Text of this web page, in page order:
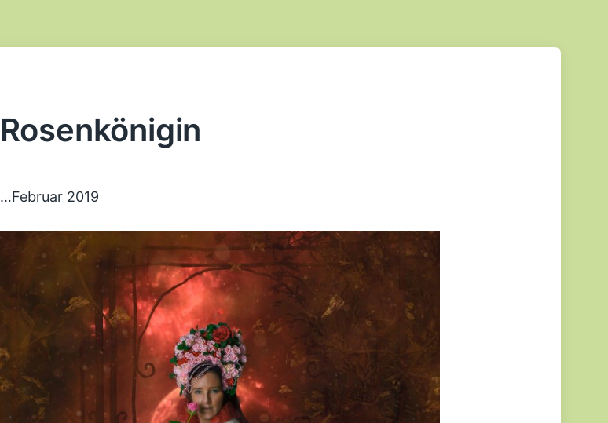
Rosenkönigin
…Februar 2019